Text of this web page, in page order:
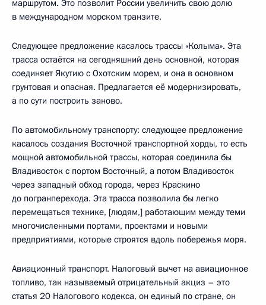
маршрутом. Это позволит России увеличить свою долю
в международном морском транзите.
Следующее предложение касалось трассы «Колыма». Эта
трасса остаётся на сегодняшний день основной, которая
соединяет Якутию с Охотским морем, и она в основном
грунтовая и опасная. Предлагается её модернизировать,
а по сути построить заново.
По автомобильному транспорту: следующее предложение
касалось создания Восточной транспортной хорды, то есть
мощной автомобильной трассы, которая соединила бы
Владивосток с портом Восточный, а потом Владивосток
через западный обход города, через Краскино
до погранперехода. Эта трасса позволила бы легко
перемещаться технике, [людям,] работающим между теми
многочисленными портами, проектами и новыми
предприятиями, которые строятся вдоль побережья моря.
Авиационный транспорт. Налоговый вычет на авиационное
топливо, так называемый отрицательный акциз – это
статья 20 Налогового кодекса, он единый по стране, он